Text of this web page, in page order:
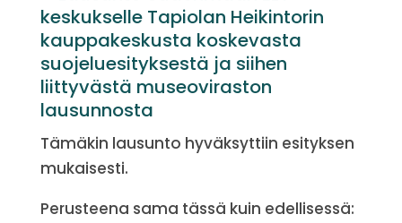
keskukselle Tapiolan Heikintorin
kauppakeskusta koskevasta
suojeluesityksestä ja siihen
liittyvästä museoviraston
lausunnosta
Tämäkin lausunto hyväksyttiin esityksen
mukaisesti.
Perusteena sama tässä kuin edellisessä: